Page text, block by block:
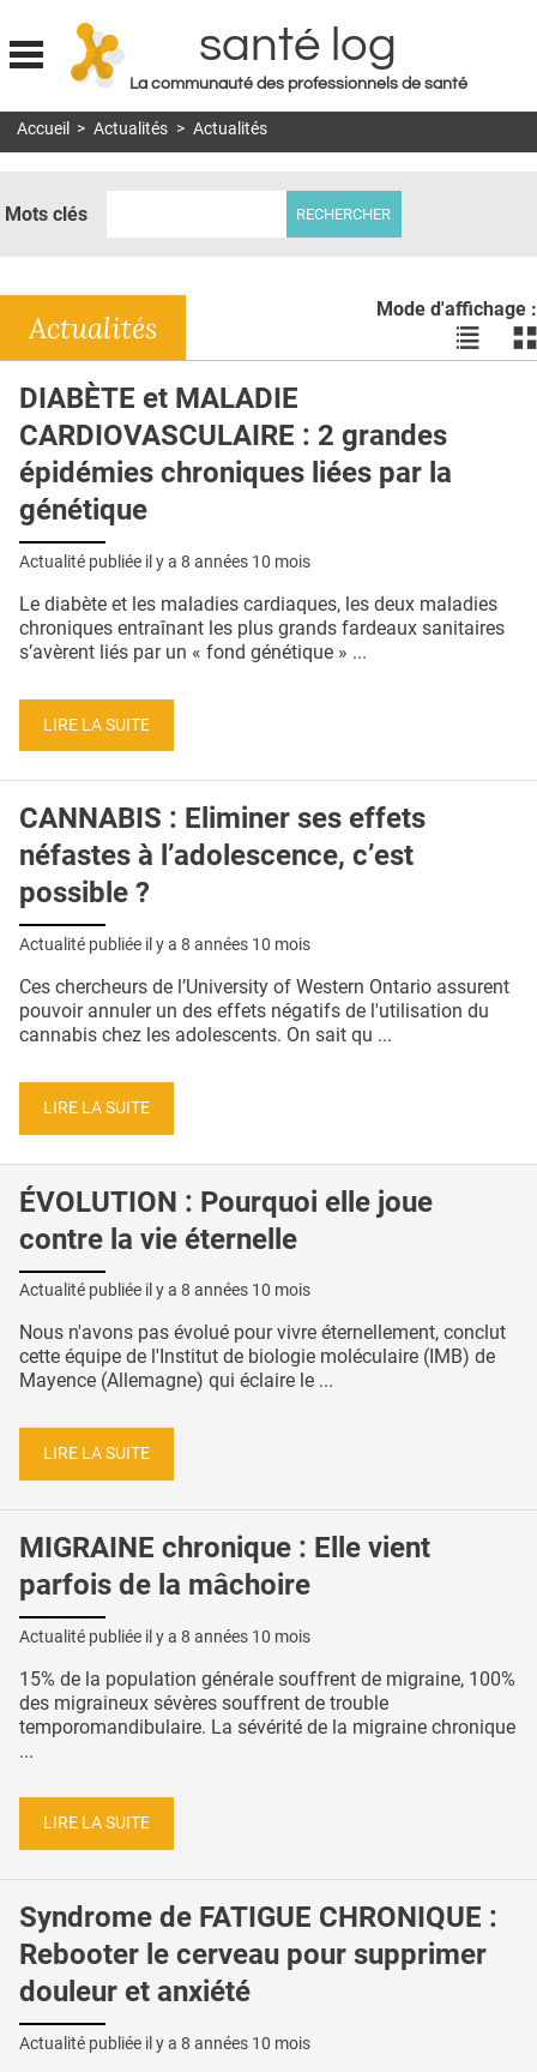
Jump to navigation
santé log
La communauté des professionnels de santé
MON COMPTE
DOSSIERS
RÉSEAUX
E-REVUE SAD
THÉMA
L'APP
PUBLICITÉ
CONDITIONS GÉNÉRALES
Accueil > Actualités > Actualités
Mots clés
Mode d'affichage :
Voir
les
les
Actualités
DIABÈTE et MALADIE
CARDIOVASCULAIRE : 2 grandes
épidémies chroniques liées par la
génétique
Actualité publiée il y a 8 années 10 mois
Le diabète et les maladies cardiaques, les deux maladies
chroniques entraînant les plus grands fardeaux sanitaires
s’avèrent liés par un « fond génétique » ...
LIRE LA SUITE
CANNABIS : Eliminer ses effets
néfastes à l’adolescence, c’est
possible ?
Actualité publiée il y a 8 années 10 mois
Ces chercheurs de l’University of Western Ontario assurent
pouvoir annuler un des effets négatifs de l'utilisation du
cannabis chez les adolescents. On sait qu ...
LIRE LA SUITE
ÉVOLUTION : Pourquoi elle joue
contre la vie éternelle
Actualité publiée il y a 8 années 10 mois
Nous n'avons pas évolué pour vivre éternellement, conclut
cette équipe de l'Institut de biologie moléculaire (IMB) de
Mayence (Allemagne) qui éclaire le ...
LIRE LA SUITE
MIGRAINE chronique : Elle vient
parfois de la mâchoire
Actualité publiée il y a 8 années 10 mois
15% de la population générale souffrent de migraine, 100%
des migraineux sévères souffrent de trouble
temporomandibulaire. La sévérité de la migraine chronique
...
LIRE LA SUITE
Syndrome de FATIGUE CHRONIQUE :
Rebooter le cerveau pour supprimer
douleur et anxiété
Actualité publiée il y a 8 années 10 mois